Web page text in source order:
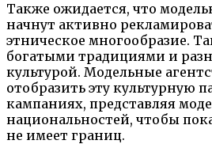
Также ожидается, что
начнут активно
этническое многообразие.
богатыми традициями и
культурой. Модельные
отобразить эту культурную
кампаниях, представляя
национальностей, чтобы
не имеет границ.